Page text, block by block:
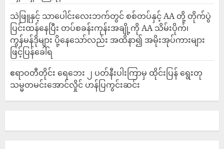
သဲဖြူနှင့် သာပေါင်းလေးဘက်တွင် စစ်တပ်နှင့် AA တို့ တိုက်ပွဲ
ပြင်းထန်‌နေပြီး တပ်စခန်းကုန်းအချို့ကို AA သိမ်းပိုက်၊
ကွန်မန်ဒိုများ ပို့နေသော်လည်း အထိနာ၍ အမိုးအုပ်ကားများ
ဖြင့်ပြန်ခေါ်ရ
ဧရာဝတီတိုင်း ရေဘေး ၂ ပတ်နီးပါးကြာမှ ထိုင်းပြန် ရွေးတု
သမ္မတမင်းအောင်လှိုင် ဟန်ပြကွင်းဆင်း